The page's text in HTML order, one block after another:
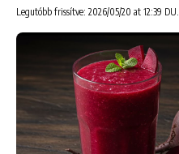
Legutóbb frissítve: 2026/05/20 at 12:39 DU.